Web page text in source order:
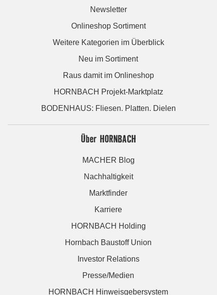
Newsletter
Onlineshop Sortiment
Weitere Kategorien im Überblick
Neu im Sortiment
Raus damit im Onlineshop
HORNBACH Projekt-Marktplatz
BODENHAUS: Fliesen. Platten. Dielen
Über HORNBACH
MACHER Blog
Nachhaltigkeit
Marktfinder
Karriere
HORNBACH Holding
Hornbach Baustoff Union
Investor Relations
Presse/Medien
HORNBACH Hinweisgebersystem